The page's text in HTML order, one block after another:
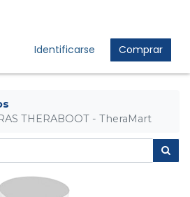
Identificarse Comprar
THERABOOT - TheraMart